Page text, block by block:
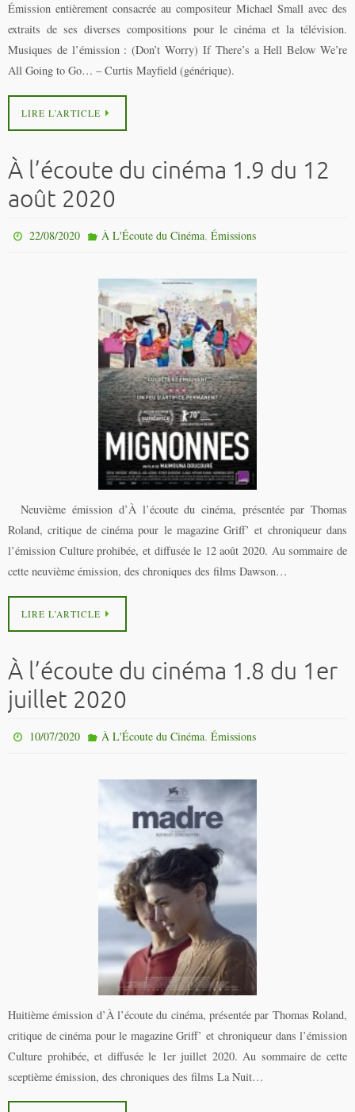
Émission entièrement consacrée au compositeur Michael Small avec des
extraits de ses diverses compositions pour le cinéma et la télévision.
Musiques de l’émission : (Don’t Worry) If There’s a Hell Below We’re
All Going to Go… – Curtis Mayfield (générique).
LIRE L’ARTICLE
À l’écoute du cinéma 1.9 du 12
août 2020
22/08/2020 À L'Écoute du Cinéma, Émissions
Neuvième émission d’À l’écoute du cinéma, présentée par Thomas
Roland, critique de cinéma pour le magazine Griff’ et chroniqueur dans
l’émission Culture prohibée, et diffusée le 12 août 2020. Au sommaire de
cette neuvième émission, des chroniques des films Dawson…
LIRE L’ARTICLE
À l’écoute du cinéma 1.8 du 1er
juillet 2020
10/07/2020 À L'Écoute du Cinéma, Émissions
Huitième émission d’À l’écoute du cinéma, présentée par Thomas Roland,
critique de cinéma pour le magazine Griff’ et chroniqueur dans l’émission
Culture prohibée, et diffusée le 1er juillet 2020. Au sommaire de cette
sceptième émission, des chroniques des films La Nuit…